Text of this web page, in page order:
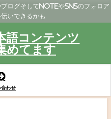
ブログそしてNoteやSNSのフォロア
いできるかも
語コンテンツ
めてます
合わせ